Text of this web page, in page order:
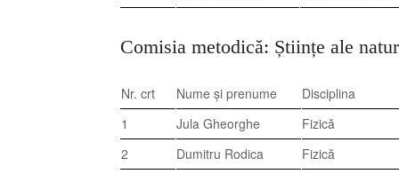
Comisia metodică: Științe ale
Nr. crt Nume și prenume
Disciplina
1
Jula Gheorghe
Fizică
2
Dumitru Rodica
Fizică